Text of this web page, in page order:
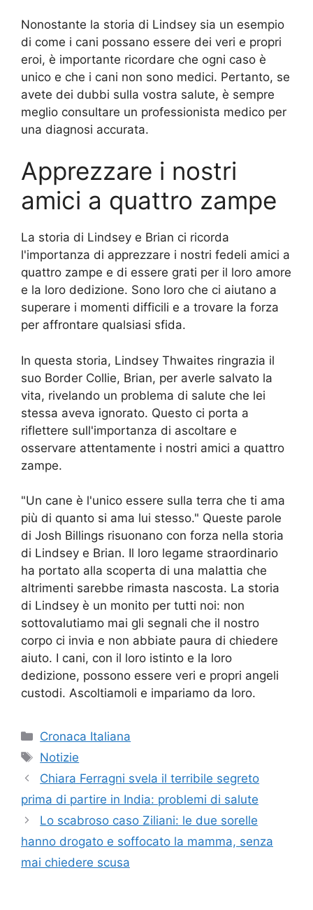
Nonostante la storia di Lindsey sia un esempio
di come i cani possano essere dei veri e propri
eroi, è importante ricordare che ogni caso è
unico e che i cani non sono medici. Pertanto, se
avete dei dubbi sulla vostra salute, è sempre
meglio consultare un professionista medico per
una diagnosi accurata.
Apprezzare i nostri
amici a quattro zampe
La storia di Lindsey e Brian ci ricorda
l'importanza di apprezzare i nostri fedeli amici a
quattro zampe e di essere grati per il loro amore
e la loro dedizione. Sono loro che ci aiutano a
superare i momenti difficili e a trovare la forza
per affrontare qualsiasi sfida.
In questa storia, Lindsey Thwaites ringrazia il
suo Border Collie, Brian, per averle salvato la
vita, rivelando un problema di salute che lei
stessa aveva ignorato. Questo ci porta a
riflettere sull'importanza di ascoltare e
osservare attentamente i nostri amici a quattro
zampe.
"Un cane è l'unico essere sulla terra che ti ama
più di quanto si ama lui stesso." Queste parole
di Josh Billings risuonano con forza nella storia
di Lindsey e Brian. Il loro legame straordinario
ha portato alla scoperta di una malattia che
altrimenti sarebbe rimasta nascosta. La storia
di Lindsey è un monito per tutti noi: non
sottovalutiamo mai gli segnali che il nostro
corpo ci invia e non abbiate paura di chiedere
aiuto. I cani, con il loro istinto e la loro
dedizione, possono essere veri e propri angeli
custodi. Ascoltiamoli e impariamo da loro.
Categorie
Cronaca Italiana
Tag
Notizie
Chiara Ferragni svela il terribile segreto
prima di partire in India: problemi di salute
Lo scabroso caso Ziliani: le due sorelle
hanno drogato e soffocato la mamma, senza
mai chiedere scusa